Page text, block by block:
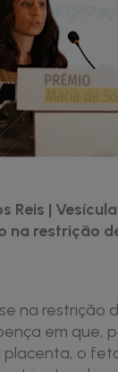
Reis |
na restrição
na restrição
em que,
o